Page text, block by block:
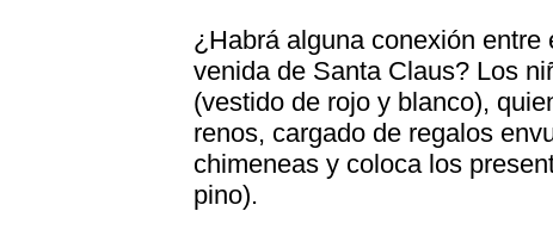
¿Habrá alguna conexión
venida de Santa Claus? Los
(vestido de rojo y blanco),
renos, cargado de regalos
chimeneas y coloca los
pino).